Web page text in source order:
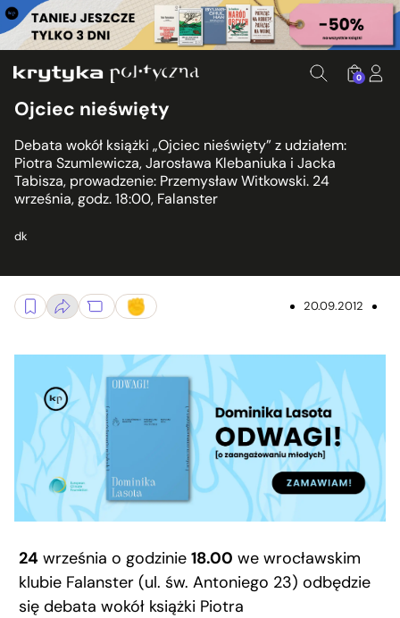
0
Ojciec nieświęty
Debata wokół książki „Ojciec nieświęty” z udziałem:
Piotra Szumlewicza, Jarosława Klebaniuka i Jacka
Tabisza, prowadzenie: Przemysław Witkowski. 24
września, godz. 18:00, Falanster
dk
20.09.2012
24 września o godzinie 18.00 we wrocławskim
klubie Falanster (ul. św. Antoniego 23) odbędzie
się debata wokół książki Piotra